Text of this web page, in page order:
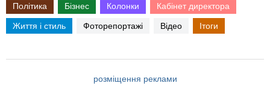
Політика Бізнес Колонки Кабінет директора
Життя і стиль Фоторепортажі Відео Ітоги
розміщення реклами